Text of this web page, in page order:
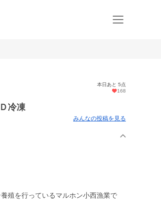
本日あと 5点
168
冷凍
みんなの投稿を見る
殖を行っているマルホン小西漁業で